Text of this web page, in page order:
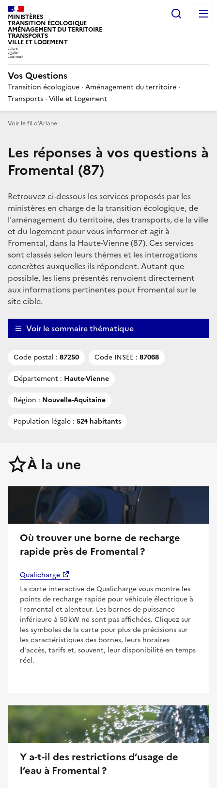
MINISTÈRES
TRANSITION ÉCOLOGIQUE
AMÉNAGEMENT DU TERRITOIRE
TRANSPORTS
VILLE ET LOGEMENT
Vos Questions
Transition écologique · Aménagement du territoire ·
Transports · Ville et Logement
Voir le fil d’Ariane
Les réponses à vos questions à
Fromental (87)
Retrouvez ci-dessous les services proposés par les
ministères en charge de la transition écologique, de
l'aménagement du territoire, des transports, de la ville
et du logement pour vous informer et agir à
Fromental, dans la Haute-Vienne (87). Ces services
sont classés selon leurs thèmes et les interrogations
concrètes auxquelles ils répondent. Autant que
possible, les liens présentés renvoient directement
aux informations pertinentes pour Fromental sur le
site cible.
Voir le sommaire thématique
Code postal : 87250 Code INSEE : 87068
Département : Haute-Vienne
Région : Nouvelle-Aquitaine
Population légale : 524 habitants
À la une
Où trouver une borne de recharge
rapide près de Fromental ?
Qualicharge
La carte interactive de Qualicharge vous montre les
points de recharge rapide pour véhicule électrique à
Fromental et alentour. Les bornes de puissance
inférieure à 50 kW ne sont pas affichées. Cliquez sur
les symboles de la carte pour plus de précisions sur
les caractéristiques des bornes, leurs horaires
d'accès, tarifs et, souvent, leur disponibilité en temps
réel.
Y a-t-il des restrictions d’usage de
l’eau à Fromental ?